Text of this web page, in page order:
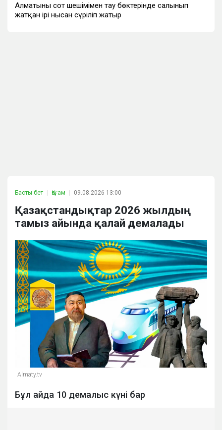
Алматының сот шешімімен тау бөктерінде салынып
жатқан ірі нысан сүріліп жатыр
Басты бет Қоғам 09.08.2026 13:00
Қазақстандықтар 2026 жылдың
тамыз айында қалай демалады
Almaty.tv
Бұл айда 10 демалыс күні бар